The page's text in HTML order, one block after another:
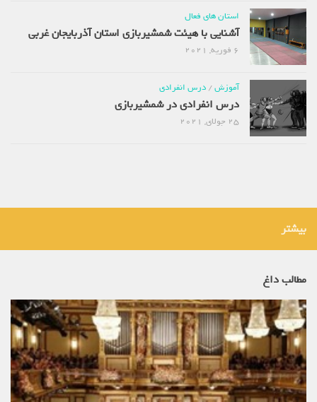
استان های فعال
آشنایی با هیئت شمشیربازی استان آذربایجان غربی
آموزش/درس انفرادی
درس انفرادی در شمشیربازی
بیشتر
مطالب داغ